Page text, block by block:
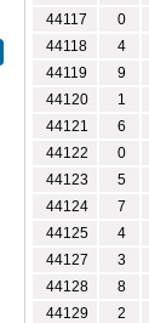
44117
0
44118
4
44119
9
44120
1
44121
6
44122
0
44123
5
44124
7
44125
4
44127
3
44128
8
44129
2